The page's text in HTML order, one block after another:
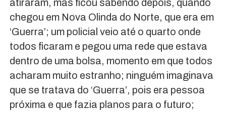
atiraram, mas ficou sabendo depois, quando
chegou em Nova Olinda do Norte, que era em
‘Guerra’; um policial veio até o quarto onde
todos ficaram e pegou uma rede que estava
dentro de uma bolsa, momento em que todos
acharam muito estranho; ninguém imaginava
que se tratava do ‘Guerra’, pois era pessoa
próxima e que fazia planos para o futuro;